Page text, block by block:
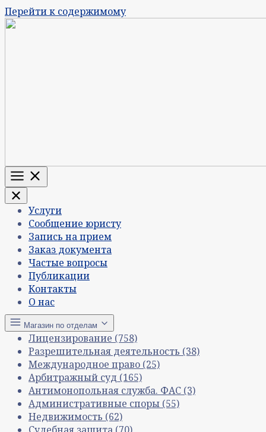
Перейти к содержимому
Меню
Услуги
Сообщение юристу
Запись на прием
Заказ документа
Частые вопросы
Публикации
Контакты
О нас
Магазин по отделам
Лицензирование (758)
Разрешительная деятельность (38)
Международное право (25)
Арбитражный суд (165)
Антимонопольная служба. ФАС (3)
Административные споры (55)
Недвижимость (62)